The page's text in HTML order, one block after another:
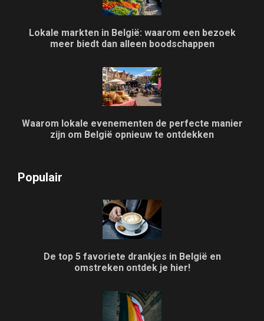
Lokale markten in België: waarom een bezoek
meer biedt dan alleen boodschappen
Waarom lokale evenementen de perfecte manier
zijn om België opnieuw te ontdekken
Populair
De top 5 favoriete drankjes in België en
omstreken ontdek je hier!